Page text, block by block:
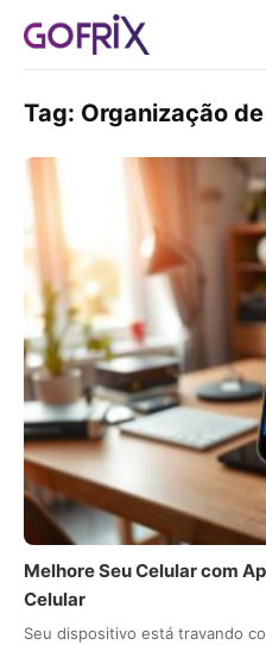
Tag: Organização
Melhore Seu Celular com
Celular
Seu dispositivo está travando